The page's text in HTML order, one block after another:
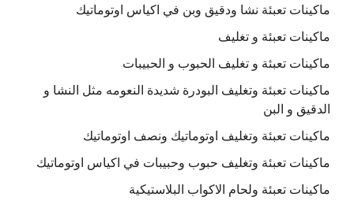
ماكينات تعبئة نشا ودقيق وبن في اكياس اوتوماتيك
ماكينات تعبئة و تغليف
ماكينات تعبئة و تغليف الحبوب و الحبيبات
ماكينات تعبئة وتغليف البودرة شديدة النعومه مثل النشا و
الدقيق و البن
ماكينات تعبئة وتغليف اوتوماتيك ونصف اوتوماتيك
ماكينات تعبئة وتغليف حبوب وحبيبات في اكياس اوتوماتيك
ماكينات تعبئة ولحام الاكواب البلاستيكية